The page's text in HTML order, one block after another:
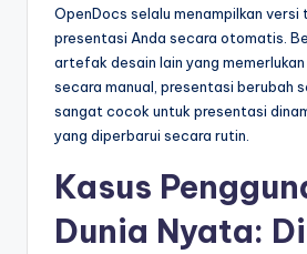
OpenDocs selalu menampilkan versi
presentasi Anda secara otomatis.
artefak desain lain yang
secara manual, presentasi berubah
sangat cocok untuk presentasi
yang diperbarui secara rutin.
Kasus
Dunia Nyata: